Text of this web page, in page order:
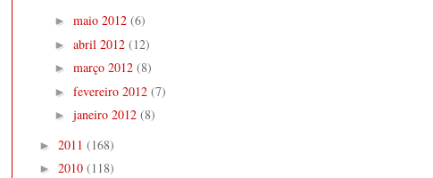
► maio 2012 (6)
► abril 2012 (12)
► março 2012 (8)
► fevereiro 2012 (7)
► janeiro 2012 (8)
► 2011 (168)
► 2010 (118)